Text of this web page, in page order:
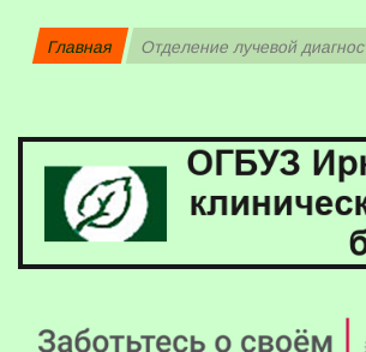
Главная Отделение лучевой